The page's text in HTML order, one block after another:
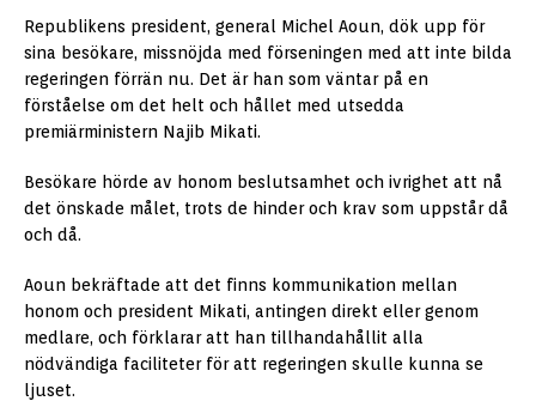
Republikens president, general Michel Aoun, dök upp för
sina besökare, missnöjda med förseningen med att inte bilda
regeringen förrän nu. Det är han som väntar på en
förståelse om det helt och hållet med utsedda
premiärministern Najib Mikati.
Besökare hörde av honom beslutsamhet och ivrighet att nå
det önskade målet, trots de hinder och krav som uppstår då
och då.
Aoun bekräftade att det finns kommunikation mellan
honom och president Mikati, antingen direkt eller genom
medlare, och förklarar att han tillhandahållit alla
nödvändiga faciliteter för att regeringen skulle kunna se
ljuset.